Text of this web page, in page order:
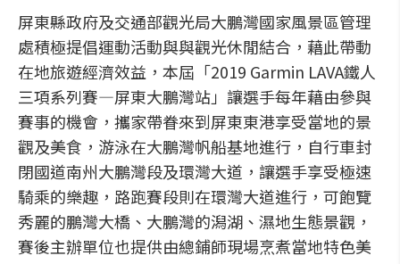
屏東縣政府及交通部觀光局大鵬灣國家風景區管理
處積極提倡運動活動與與觀光休閒結合，藉此帶動
在地旅遊經濟效益，本屆「2019 Garmin LAVA鐵人
三項系列賽—屏東大鵬灣站」讓選手每年藉由參與
賽事的機會，攜家帶眷來到屏東東港享受當地的景
觀及美食，游泳在大鵬灣帆船基地進行，自行車封
閉國道南州大鵬灣段及環灣大道，讓選手享受極速
騎乘的樂趣，路跑賽段則在環灣大道進行，可飽覽
秀麗的鵬灣大橋、大鵬灣的潟湖、濕地生態景觀，
賽後主辦單位也提供由總鋪師現場烹煮當地特色美